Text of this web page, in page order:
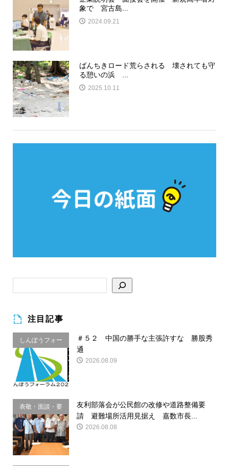
象で 宮古島...
2024.09.21
ばんちきロード荒らされる 壊されても守
る憩いの浜 ...
2025.10.11
注目記事
しんぽうフォー
ラム
＃５２ 中国の勝手な主張許すな 勝股秀
通
2026.08.09
表敬・面談・要
請
友利部落会が公民館の改修や道路整備要
請 避難場所活用見据え 嘉数市長...
2026.08.08